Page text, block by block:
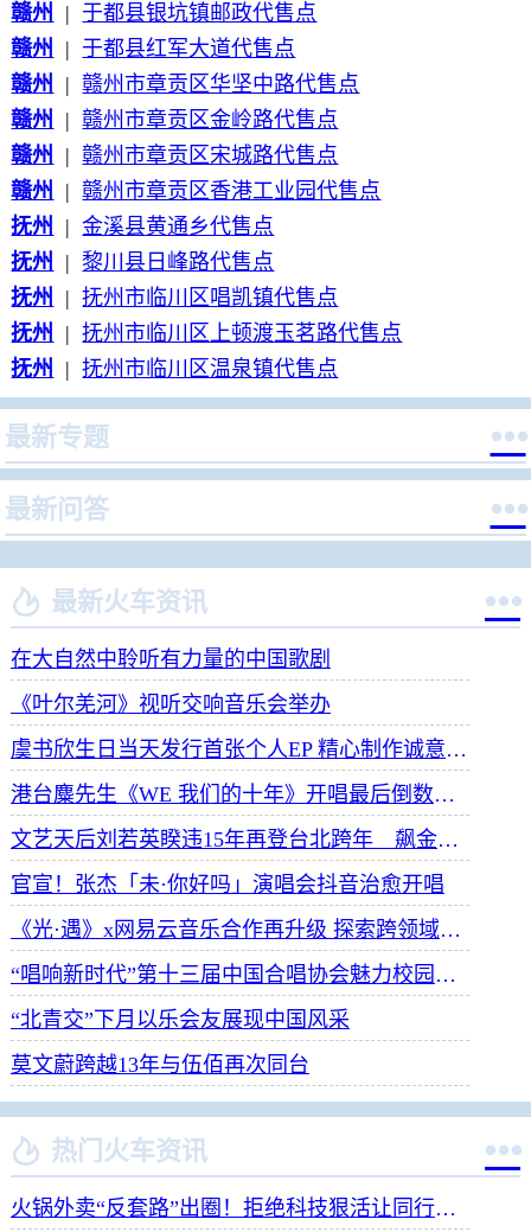
赣州
| 于都县银坑镇邮政代售点
赣州
| 于都县红军大道代售点
赣州
| 赣州市章贡区华坚中路代售点
赣州
| 赣州市章贡区金岭路代售点
赣州
| 赣州市章贡区宋城路代售点
赣州
| 赣州市章贡区香港工业园代售点
抚州
| 金溪县黄通乡代售点
抚州
| 黎川县日峰路代售点
抚州
| 抚州市临川区唱凯镇代售点
抚州
| 抚州市临川区上顿渡玉茗路代售点
抚州
| 抚州市临川区温泉镇代售点
最新专题 
最新问答 
 最新火车资讯 
在大自然中聆听有力量的中国歌剧
《叶尔羌河》视听交响音乐会举办
虞书欣生日当天发行首张个人EP 精心制作诚意满满
港台麋先生《WE 我们的十年》开唱最后倒数 惊喜释出10周年纪念单曲宠粉
文艺天后刘若英睽违15年再登台北跨年 飙金嗓演唱经典招牌歌掀回忆杀
官宣！张杰「未·你好吗」演唱会抖音治愈开唱
《光·遇》x网易云音乐合作再升级 探索跨领域社交新体验
“唱响新时代”第十三届中国合唱协会魅力校园合唱展演开幕
“北青交”下月以乐会友展现中国风采
莫文蔚跨越13年与伍佰再次同台
 热门火车资讯 
火锅外卖“反套路”出圈！拒绝科技狠活让同行颤抖